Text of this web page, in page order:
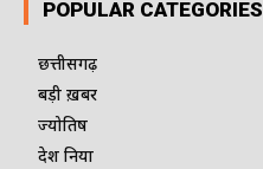
POPULAR CATEGORIES
छत्तीसगढ़
बड़ी ख़बर
ज्योतिष
देश दुनिया